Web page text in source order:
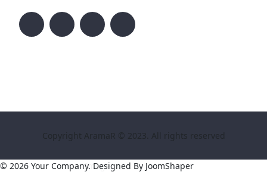
Copyright AramaR © 2023. All rights reserved
© 2026 Your Company. Designed By JoomShaper